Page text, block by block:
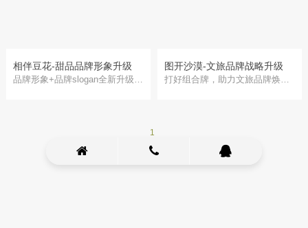
相伴豆花-甜品品牌形象升级 图开沙漠-文旅品牌战略升级
打好组合牌，助力文旅品牌焕发新活力带动旅游经济火起来
1